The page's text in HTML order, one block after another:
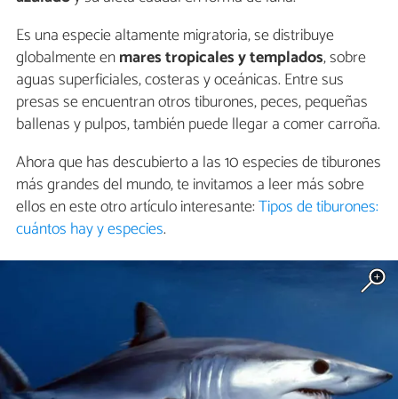
Es una especie altamente migratoria, se distribuye
globalmente enmares tropicales y templados, sobre
aguas superficiales, costeras y oceánicas. Entre sus
presas se encuentran otros tiburones, peces, pequeñas
ballenas y pulpos, también puede llegar a comer carroña.
Ahora que has descubierto a las 10 especies de tiburones
más grandes del mundo, te invitamos a leer más sobre
ellos en este otro artículo interesante:Tipos de tiburones:
cuántos hay y especies.